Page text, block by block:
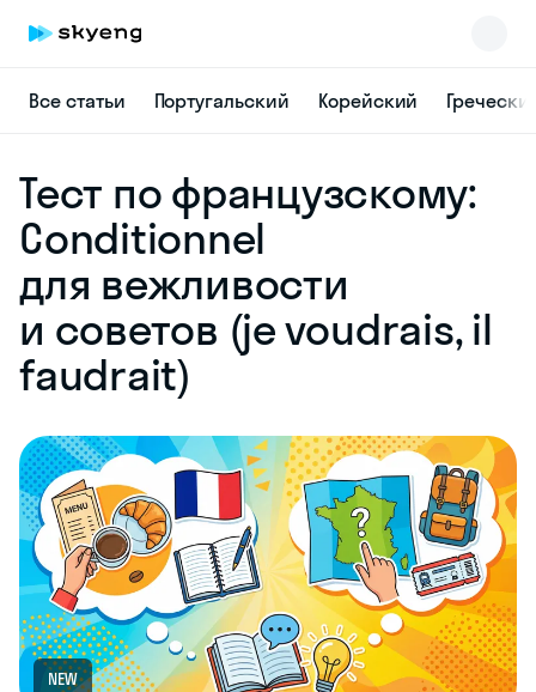
Все статьи Португальский Корейский
Тест по французскому:
Conditionnel
для вежливости
и советов (je voudrais, il
faudrait)
NEW
online